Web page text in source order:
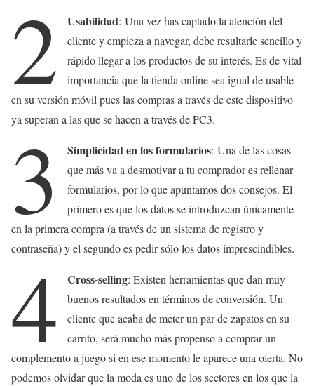
2 Usabilidad: Una vez has captado la atención del
cliente y empieza a navegar, debe resultarle sencillo y
rápido llegar a los productos de su interés. Es de vital
importancia que la tienda online sea igual de usable
en su versión móvil pues las compras a través de este dispositivo
ya superan a las que se hacen a través de PC3.
3 Simplicidad en los formularios: Una de las cosas
que más va a desmotivar a tu comprador es rellenar
formularios, por lo que apuntamos dos consejos. El
primero es que los datos se introduzcan únicamente
en la primera compra (a través de un sistema de registro y
contraseña) y el segundo es pedir sólo los datos imprescindibles.
4 Cross-selling: Existen herramientas que dan muy
buenos resultados en términos de conversión. Un
cliente que acaba de meter un par de zapatos en su
carrito, será mucho más propenso a comprar un
complemento a juego si en ese momento le aparece una oferta. No
podemos olvidar que la moda es uno de los sectores en los que la